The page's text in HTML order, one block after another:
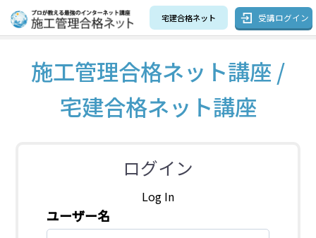
宅建合格ネット 受講ログイン
施工管理合格ネット講座 /
宅建合格ネット講座
ログイン
Log In
ユーザー名